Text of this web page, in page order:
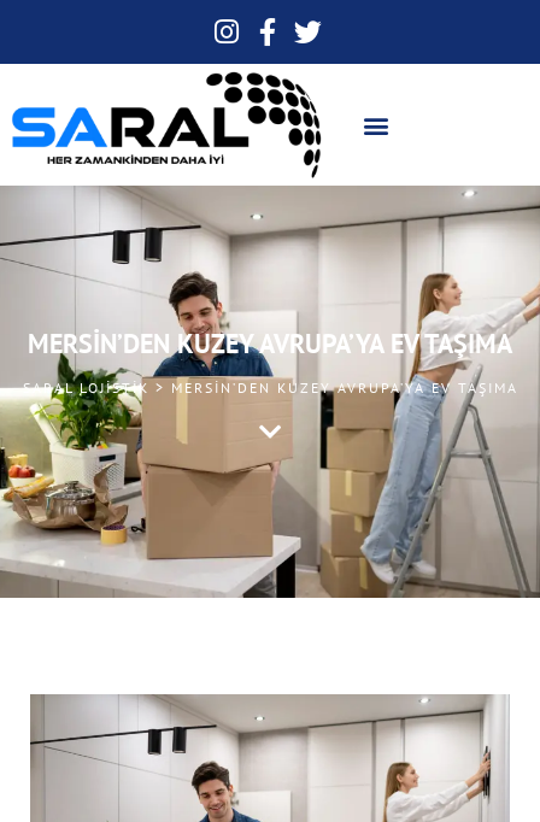
MERSIN’DEN KUZEY AVRUPA’YA EV TAŞIMA
SARAL LOJISTIK > MERSIN’DEN KUZEY AVRUPA’YA EV TAŞIMA